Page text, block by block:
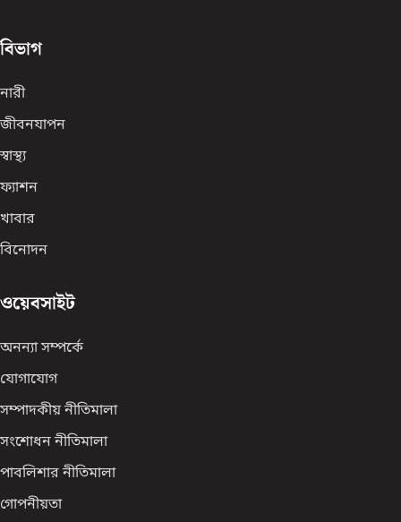
বিভাগ
নারী
জীবনযাপন
স্বাস্থ্য
ফ্যাশন
খাবার
বিনোদন
ওয়েবসাইট
অনন্যা সম্পর্কে
যোগাযোগ
সম্পাদকীয় নীতিমালা
সংশোধন নীতিমালা
পাবলিশার নীতিমালা
গোপনীয়তা